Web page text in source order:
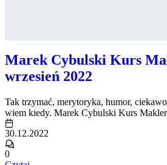
Marek Cybulski Kurs
wrzesień 2022
Tak trzymać, merytoryka, humor,
wiem kiedy. Marek Cybulski Kurs
30.12.2022
0